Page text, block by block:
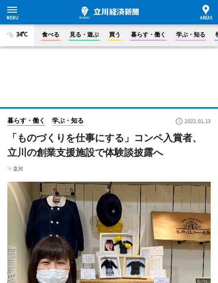
34°C 食べる 見る・遊ぶ 買う 暮らす・働く 学ぶ・知る
暮らす・働く 学ぶ・知る 2022.01.13
「ものづくりを仕事にする」コンペ入賞者、
立川の創業支援施設で体験談披露へ
立川